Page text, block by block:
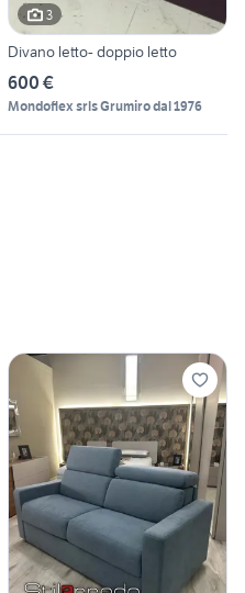
3
Divano letto- doppio letto
600 €
Mondoflex srls Grumiro dal 1976